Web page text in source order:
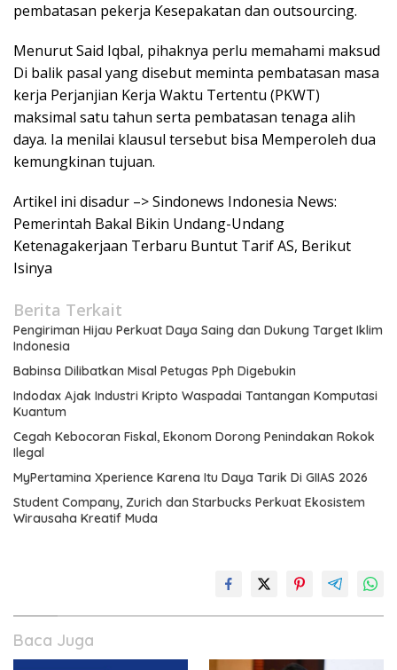
pembatasan pekerja Kesepakatan dan outsourcing.
Menurut Said Iqbal, pihaknya perlu memahami maksud
Di balik pasal yang disebut meminta pembatasan masa
kerja Perjanjian Kerja Waktu Tertentu (PKWT)
maksimal satu tahun serta pembatasan tenaga alih
daya. Ia menilai klausul tersebut bisa Memperoleh dua
kemungkinan tujuan.
Artikel ini disadur –> Sindonews Indonesia News:
Pemerintah Bakal Bikin Undang-Undang
Ketenagakerjaan Terbaru Buntut Tarif AS, Berikut
Isinya
Berita Terkait
Pengiriman Hijau Perkuat Daya Saing dan Dukung Target Iklim
Indonesia
Babinsa Dilibatkan Misal Petugas Pph Digebukin
Indodax Ajak Industri Kripto Waspadai Tantangan Komputasi
Kuantum
Cegah Kebocoran Fiskal, Ekonom Dorong Penindakan Rokok
Ilegal
MyPertamina Xperience Karena Itu Daya Tarik Di GIIAS 2026
Student Company, Zurich dan Starbucks Perkuat Ekosistem
Wirausaha Kreatif Muda
Baca Juga